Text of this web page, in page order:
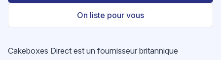
On liste pour vous
Cakeboxes Direct est un fournisseur britannique